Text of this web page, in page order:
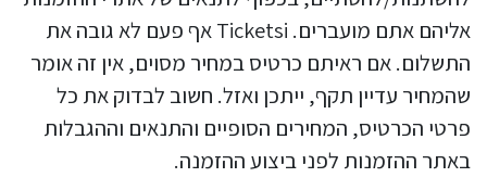
אליהם אתם מועברים. Ticketsi אף פעם לא גובה את
התשלום. אם ראיתם כרטיס במחיר מסוים, אין זה אומר
שהמחיר עדיין תקף, ייתכן ואזל. חשוב לבדוק את כל
פרטי הכרטיס, המחירים הסופיים והתנאים וההגבלות
באתר ההזמנות לפני ביצוע ההזמנה.